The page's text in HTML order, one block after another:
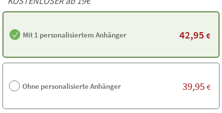
Mit 1 personalisiertem Anhänger 42,95 €
Ohne personalisierte Anhänger 39,95 €